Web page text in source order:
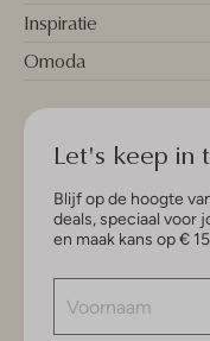
Inspiratie
Omoda
Let's keep in
Blijf op de hoogte
deals, speciaal voor
en maak kans op €